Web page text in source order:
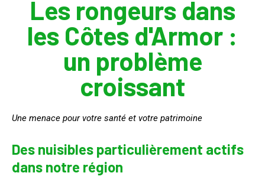
Les rongeurs dans
les Côtes d'Armor :
un problème
croissant
Une menace pour votre santé et votre patrimoine
Des nuisibles particulièrement actifs
dans notre région